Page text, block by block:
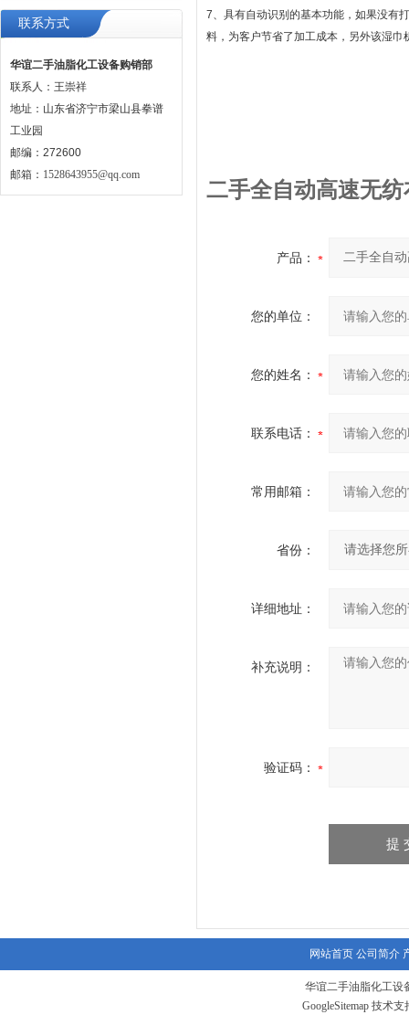
联系方式
华谊二手油脂化工设备购销部
联系人：王崇祥
地址：山东省济宁市梁山县拳谱
工业园
邮编：272600
邮箱： 1528643955@qq.com
7、具有自动识别的基本功能，如果没有
料，为客户节省了加工成本，另外该湿
二手全自动高速无
产品：
您的单位：
您的姓名：
联系电话：
常用邮箱：
省份：
详细地址：
补充说明：
验证码：
网站首页 公司简介
华谊二手油脂化工设
GoogleSitemap 技术支